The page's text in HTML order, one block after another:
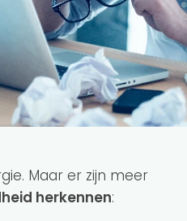
Maar er zijn meer
herkennen: